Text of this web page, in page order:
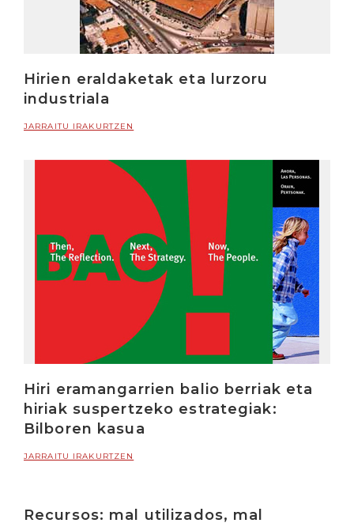
Hirien eraldaketak eta lurzoru
industriala
JARRAITU IRAKURTZEN
Hiri eramangarrien balio berriak eta
hiriak suspertzeko estrategiak:
Bilboren kasua
JARRAITU IRAKURTZEN
Recursos: mal utilizados, mal